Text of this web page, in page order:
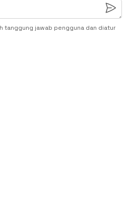
tanggung jawab pengguna dan diatur